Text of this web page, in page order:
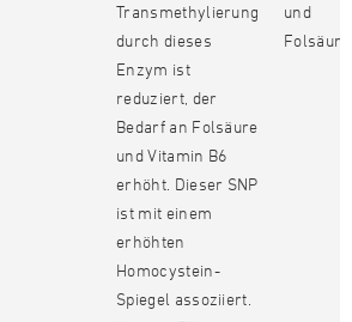
Transmethylierung
durch dieses
Enzym ist
reduziert, der
Bedarf an Folsäure
und Vitamin B6
erhöht. Dieser SNP
ist mit einem
erhöhten
Homocystein-
Spiegel assoziiert.
und
Folsäure